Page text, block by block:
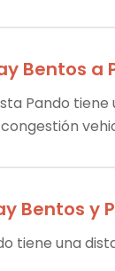
Bentos a
Pando
Bentos y
tiene una